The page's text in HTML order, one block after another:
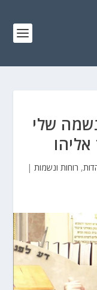
שלי
, רוחות ונשמות |